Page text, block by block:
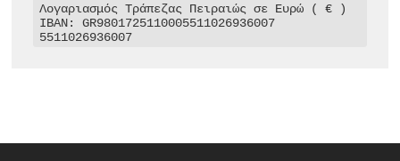
Λογαριασμός Τράπεζας Πειραιώς σε Ευρώ ( € )
IBAN: GR9801725110005511026936007
5511026936007